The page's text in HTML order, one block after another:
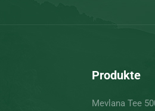
Produkte
Mevlana Tee